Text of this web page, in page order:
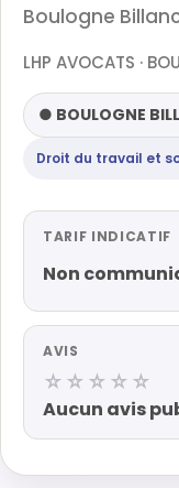
Boulogne
LHP AVOCATS ·
● BOULOGNE
Droit du travail et
TARIF INDICATIF
Non
AVIS
☆☆☆☆☆
Aucun avis